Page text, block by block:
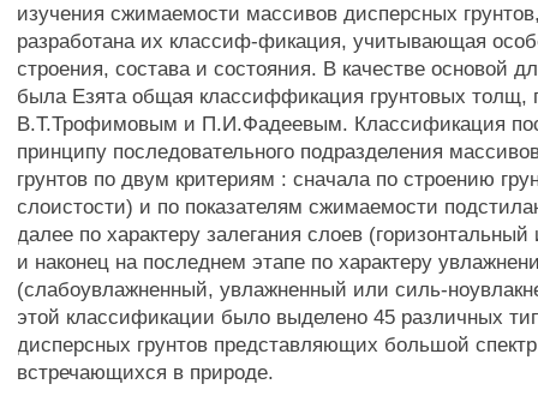
изучения сжимаемости массивов дисперсных
разработана их классиф-фикация, учитывающая
строения, состава и состояния. В качестве основой
была Езята общая классиффикация грунтовых толщ,
В.Т.Трофимовым и П.И.Фадеевым. Классификация
принципу последовательного подразделения
грунтов по двум критериям : сначала по строению
слоистости) и по показателям сжимаемости
далее по характеру залегания слоев
и наконец на последнем этапе по характеру
(слабоувлажненный, увлажненный или силь-
этой классификации было выделено 45 различных
дисперсных грунтов представляющих большой
встречающихся в природе.